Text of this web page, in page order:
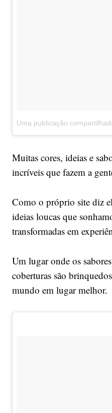
Muitas cores, ideias e
incríveis que fazem a
Como o próprio site diz
ideias loucas que
transformadas em
Um lugar onde os
coberturas são
mundo em lugar melhor.